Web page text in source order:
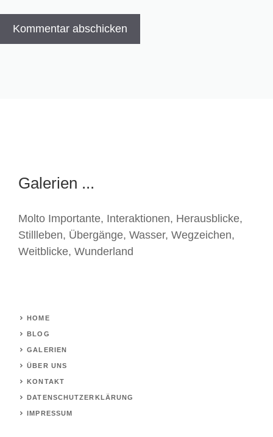
Galerien ...
Molto Importante, Interaktionen, Herausblicke,
Stillleben, Übergänge, Wasser, Wegzeichen,
Weitblicke, Wunderland
HOME
BLOG
GALERIEN
ÜBER UNS
KONTAKT
DATENSCHUTZERKLÄRUNG
IMPRESSUM